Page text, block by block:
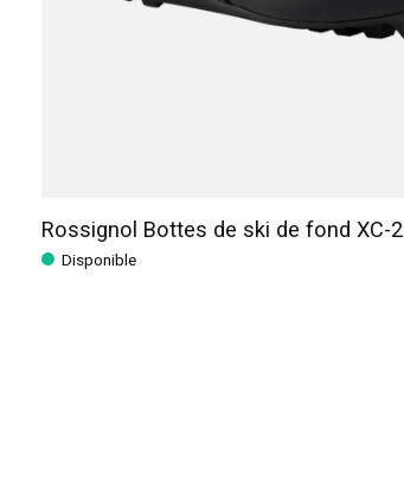
Rossignol Bottes de ski de fond XC-2
Disponible